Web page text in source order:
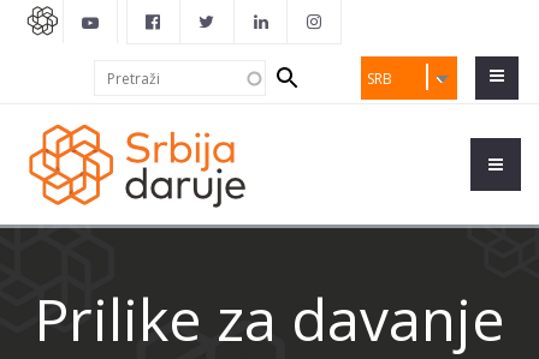
SRB
Search
form
Prilike za davanje